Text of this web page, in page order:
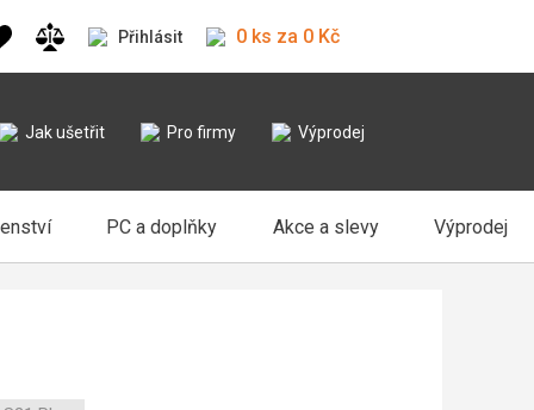
Přihlásit 0 ks za 0 Kč
Jak ušetřit Pro firmy Výprodej
PC a doplňky Akce a slevy Výprodej